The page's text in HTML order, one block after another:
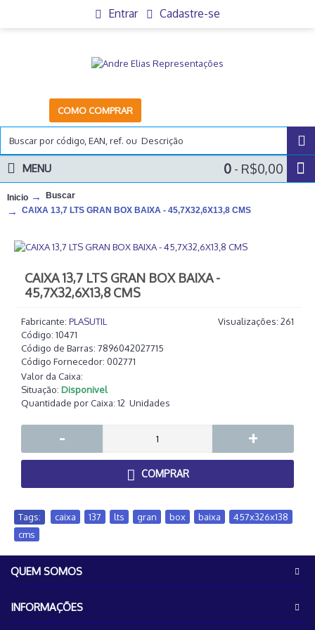
Entrar Cadastre-se
COMO COMPRAR
0 - R$0,00
MENU
Inicio
Buscar
CAIXA 13,7 LTS GRAN BOX BAIXA - 45,7X32,6X13,8 CMS
CAIXA 13,7 LTS GRAN BOX BAIXA -
45,7X32,6X13,8 CMS
Visualizações: 261
Fabricante: PLASUTIL
Código: 10471
Código de Barras: 7896042027715
Código Fornecedor: 002771
Valor da Caixa:
Situação: Disponivel
Quantidade por Caixa: 12 Unidades
- +
COMPRAR
Tags: caixa 137 lts gran box baixa 457x326x138
cms
QUEM SOMOS
INFORMAÇÕES